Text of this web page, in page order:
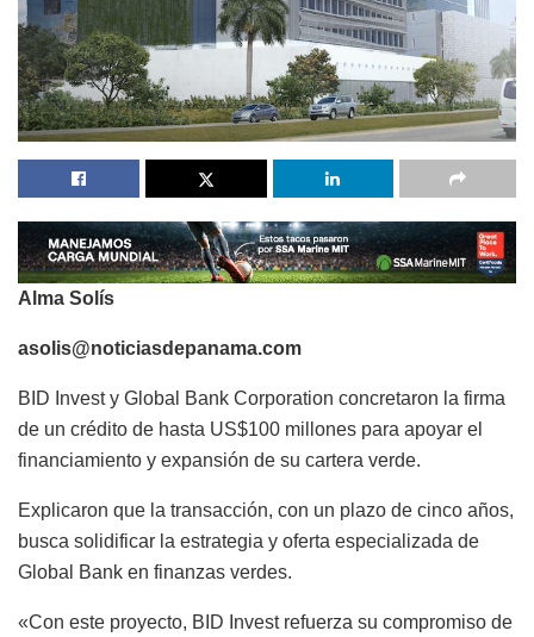
Alma Solís
asolis@noticiasdepanama.com
BID Invest y Global Bank Corporation concretaron la firma
de un crédito de hasta US$100 millones para apoyar el
financiamiento y expansión de su cartera verde.
Explicaron que la transacción, con un plazo de cinco años,
busca solidificar la estrategia y oferta especializada de
Global Bank en finanzas verdes.
«Con este proyecto, BID Invest refuerza su compromiso de